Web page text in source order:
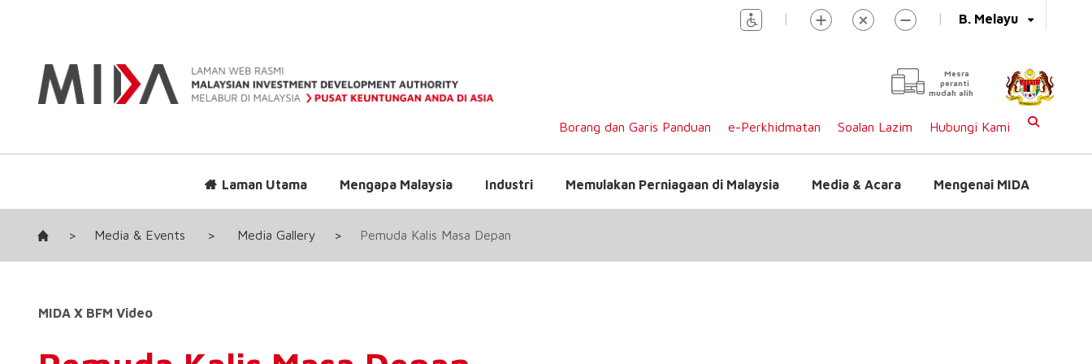
B. Melayu
| |
Mesra
peranti
mudah alih
Borang dan Garis Panduan e-Perkhidmatan Soalan Lazim Hubungi Kami
Laman Utama Mengapa Malaysia Industri Memulakan Perniagaan di Malaysia Media & Acara Mengenai MIDA
> Media & Events > Media Gallery > Pemuda Kalis Masa Depan
MIDA X BFM Video